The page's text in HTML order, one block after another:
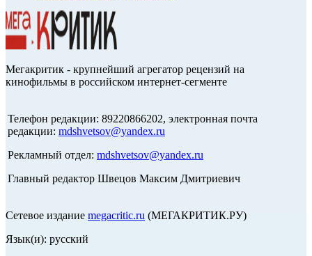
Мегакритик - крупнейший агрегатор рецензий на
кинофильмы в российском интернет-сегменте
Телефон редакции: 89220866202, электронная почта
редакции: mdshvetsov@yandex.ru
Рекламный отдел: mdshvetsov@yandex.ru
Главный редактор Швецов Максим Дмитриевич
Сетевое издание megacritic.ru (МЕГАКРИТИК.РУ)
Язык(и): русский